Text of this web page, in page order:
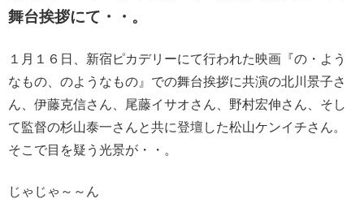
舞台挨拶にて・・。
１月１６日、新宿ピカデリーにて行われた映画『の・よう
なもの、のようなもの』での舞台挨拶に共演の北川景子さ
ん、伊藤克信さん、尾藤イサオさん、野村宏伸さん、そし
て監督の杉山泰一さんと共に登壇した松山ケンイチさん。
そこで目を疑う光景が・・。
じゃじゃ～～ん